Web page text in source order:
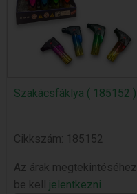
Szakácsfáklya ( 185152 )
Cikkszám: 185152
Az árak megtekintéséhez
be kell jelentkezni